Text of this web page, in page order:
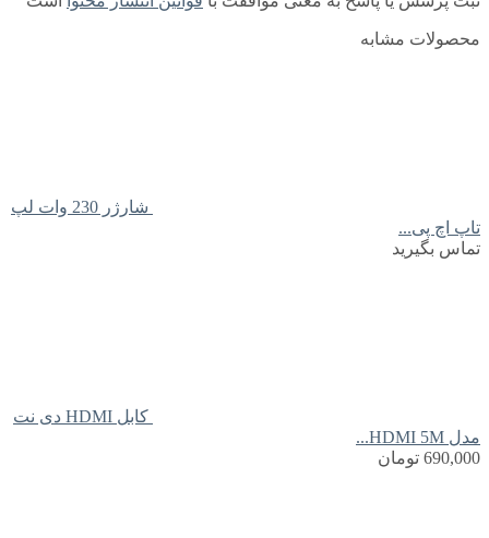
محصولات مشابه
شارژر 230 وات لپ
تاپ اچ پی...
تماس بگیرید
کابل HDMI دی نت
مدل HDMI 5M...
690,000 تومان